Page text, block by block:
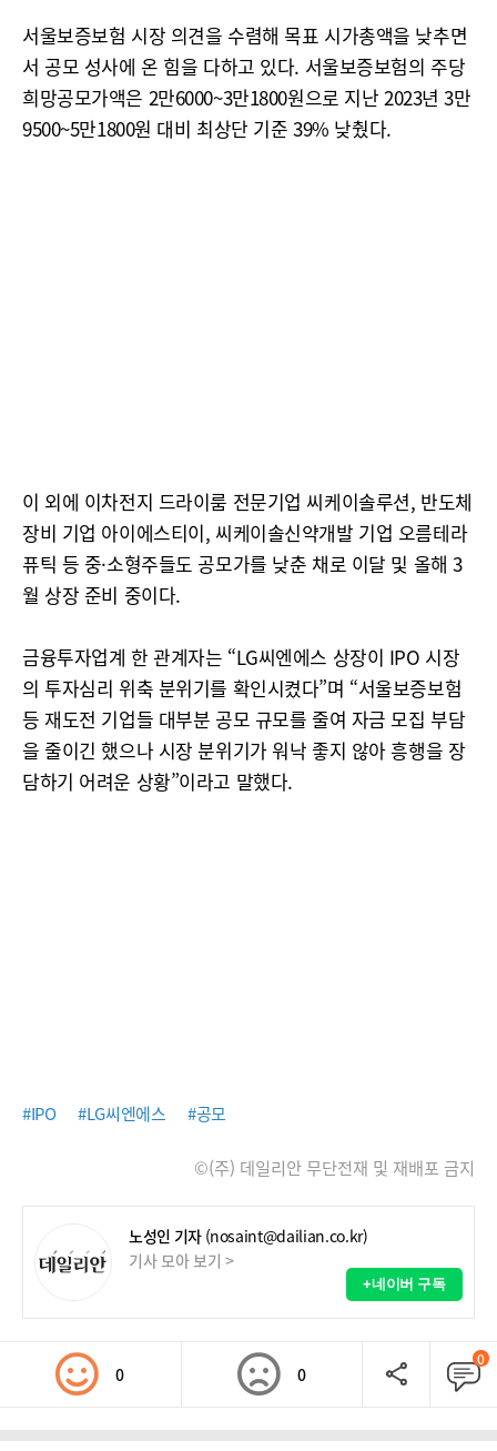
서울보증보험 시장 의견을 수렴해 목표 시가총액을 낮추면
서 공모 성사에 온 힘을 다하고 있다. 서울보증보험의 주당
희망공모가액은 2만6000~3만1800원으로 지난 2023년 3만
9500~5만1800원 대비 최상단 기준 39% 낮췄다.
이 외에 이차전지 드라이룸 전문기업 씨케이솔루션, 반도체
장비 기업 아이에스티이, 씨케이솔신약개발 기업 오름테라
퓨틱 등 중·소형주들도 공모가를 낮춘 채로 이달 및 올해 3
월 상장 준비 중이다.
금융투자업계 한 관계자는 “LG씨엔에스 상장이 IPO 시장
의 투자심리 위축 분위기를 확인시켰다”며 “서울보증보험
등 재도전 기업들 대부분 공모 규모를 줄여 자금 모집 부담
을 줄이긴 했으나 시장 분위기가 워낙 좋지 않아 흥행을 장
담하기 어려운 상황”이라고 말했다.
#IPO #LG씨엔에스 #공모
©(주) 데일리안 무단전재 및 재배포 금지
노성인 기자 (nosaint@dailian.co.kr)
기사 모아 보기 >
+네이버 구독
0 0
0